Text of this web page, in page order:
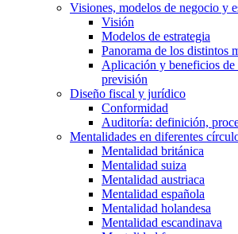
Visiones, modelos de negocio y
Visión
Modelos de estrategia
Panorama de los distintos
Aplicación y beneficios de
previsión
Diseño fiscal y jurídico
Conformidad
Auditoría: definición,
Mentalidades en diferentes
Mentalidad británica
Mentalidad suiza
Mentalidad austriaca
Mentalidad española
Mentalidad holandesa
Mentalidad escandinava